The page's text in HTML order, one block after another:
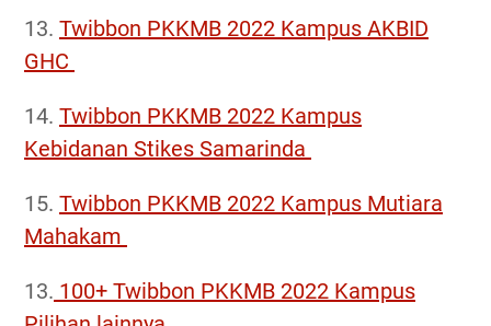
13. Twibbon PKKMB 2022 Kampus AKBID
GHC
14. Twibbon PKKMB 2022 Kampus
Kebidanan Stikes Samarinda
15. Twibbon PKKMB 2022 Kampus Mutiara
Mahakam
13. 100+ Twibbon PKKMB 2022 Kampus